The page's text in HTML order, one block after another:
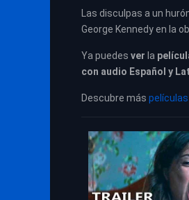
Las disculpas a un
George Kennedy en la
Ya puedes ver la
con audio Español y
Descubre más